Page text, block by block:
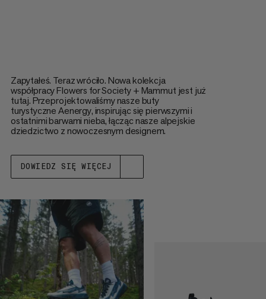
Zapytałeś. Teraz wróciło. Nowa kolekcja
współpracy Flowers for Society + Mammut jest już
tutaj. Przeprojektowaliśmy nasze buty
turystyczne Aenergy, inspirując się pierwszymi i
ostatnimi barwami nieba, łącząc nasze alpejskie
dziedzictwo z nowoczesnym designem.
DOWIEDZ SIĘ WIĘCEJ